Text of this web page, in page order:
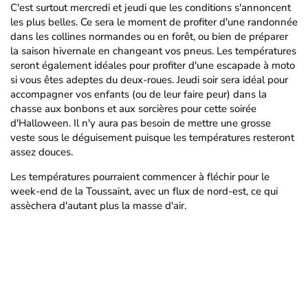
C'est surtout mercredi et jeudi que les conditions s'annoncent
les plus belles. Ce sera le moment de profiter d'une randonnée
dans les collines normandes ou en forêt, ou bien de préparer
la saison hivernale en changeant vos pneus. Les températures
seront également idéales pour profiter d'une escapade à moto
si vous êtes adeptes du deux-roues. Jeudi soir sera idéal pour
accompagner vos enfants (ou de leur faire peur) dans la
chasse aux bonbons et aux sorcières pour cette soirée
d'Halloween. Il n'y aura pas besoin de mettre une grosse
veste sous le déguisement puisque les températures resteront
assez douces.
Les températures pourraient commencer à fléchir pour le
week-end de la Toussaint, avec un flux de nord-est, ce qui
assèchera d'autant plus la masse d'air.